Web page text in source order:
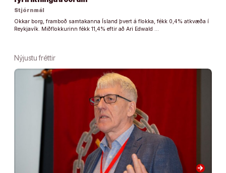
Stjórnmál
Okkar borg, framboð samtakanna Ísland þvert á flokka, fékk 0,4% atkvæða í
Reykjavík. Miðflokkurinn fékk 11,4% eftir að Ari Edwald …
Nýjustu fréttir
arrow_forward